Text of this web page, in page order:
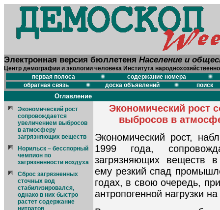
Электронная версия бюллетеня Население и
Центр демографии и экологии человека Института
первая полоса
содержание номера
обратная связь
доска объявлений поиск
Оглавление
Экономический рост
сопровождается
увеличением выбросов
в атмосферу
загрязняющих веществ
Норильск – бесспорный
чемпион по
загрязненности воздуха
Сброс загрязненных
сточных вод
стабилизировался,
однако в них быстро
растет содержание
нитратов
Экономический рост
выбросов в
Экономический рост,
1999 года,
загрязняющих веществ
ему резкий спад
годах, в свою очередь,
антропогенной нагрузки